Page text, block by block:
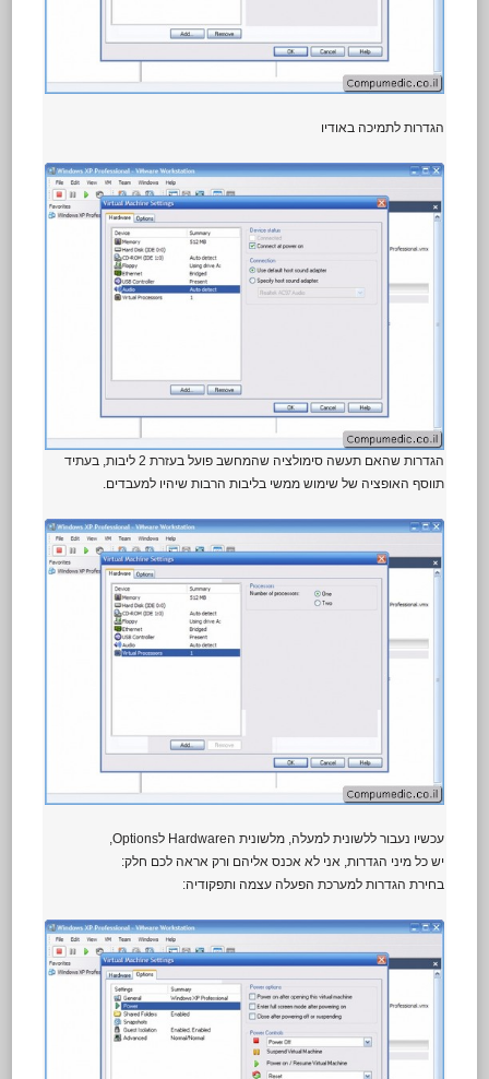
הגדרות לתמיכה באודיו
הגדרות שהאם תעשה סימולציה שהמחשב פועל בעזרת 2 ליבות, בעתיד
תווסף האופציה של שימוש ממשי בליבות הרבות שיהיו למעבדים.
עכשיו נעבור ללשונית למעלה, מלשונית הHardware לOptions,
יש כל מיני הגדרות, אני לא אכנס אליהם ורק אראה לכם חלק:
בחירת הגדרות למערכת הפעלה עצמה ותפקודיה: